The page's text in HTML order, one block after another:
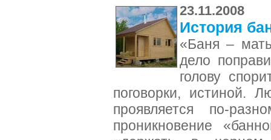
23.11.2008
История
«Баня –
дело
голову
поговорки, истиной.
проявляется по-
проникновение